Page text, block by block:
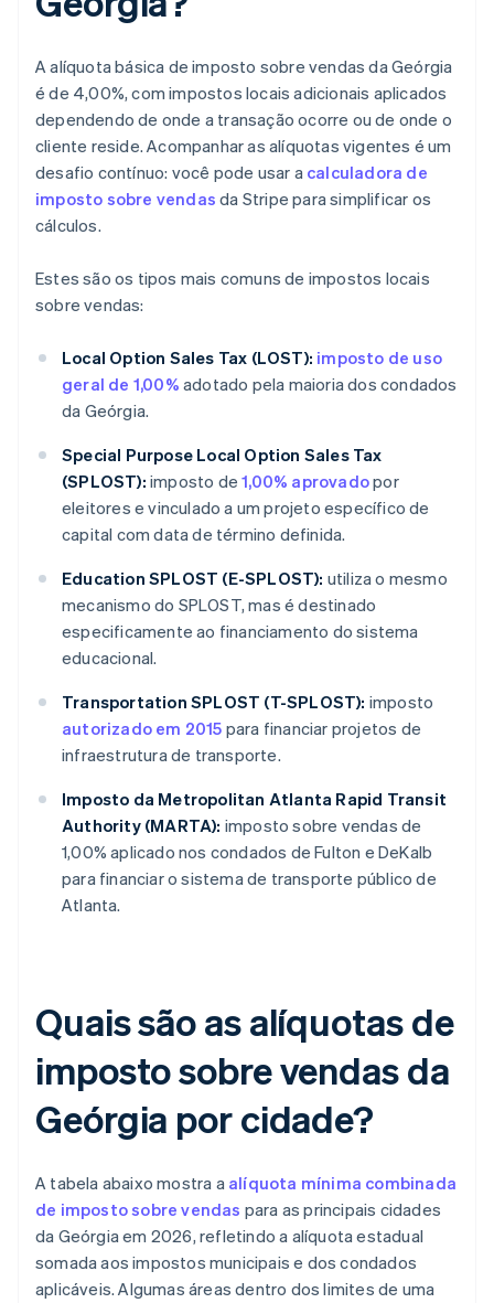
A alíquota básica de imposto sobre vendas da Geórgia
é de 4,00%, com impostos locais adicionais aplicados
dependendo de onde a transação ocorre ou de onde o
cliente reside. Acompanhar as alíquotas vigentes é um
desafio contínuo: você pode usar a calculadora de
imposto sobre vendas da Stripe para simplificar os
cálculos.
Estes são os tipos mais comuns de impostos locais
sobre vendas:
Local Option Sales Tax (LOST): imposto de uso
geral de 1,00% adotado pela maioria dos condados
da Geórgia.
Special Purpose Local Option Sales Tax
(SPLOST): imposto de1,00% aprovadopor
eleitores e vinculado a um projeto específico de
capital com data de término definida.
Education SPLOST (E-SPLOST): utiliza o mesmo
mecanismo do SPLOST, mas é destinado
especificamente ao financiamento do sistema
educacional.
Transportation SPLOST (T-SPLOST): imposto
autorizado em 2015 para financiar projetos de
infraestrutura de transporte.
Imposto da Metropolitan Atlanta Rapid Transit
Authority (MARTA): imposto sobre vendas de
1,00% aplicado nos condados de Fulton e DeKalb
para financiar o sistema de transporte público de
Atlanta.
Quais são as alíquotas de
imposto sobre vendas da
Geórgia por cidade?
A tabela abaixo mostra a alíquota mínima combinada
de imposto sobre vendas para as principais cidades
da Geórgia em 2026, refletindo a alíquota estadual
somada aos impostos municipais e dos condados
aplicáveis. Algumas áreas dentro dos limites de uma